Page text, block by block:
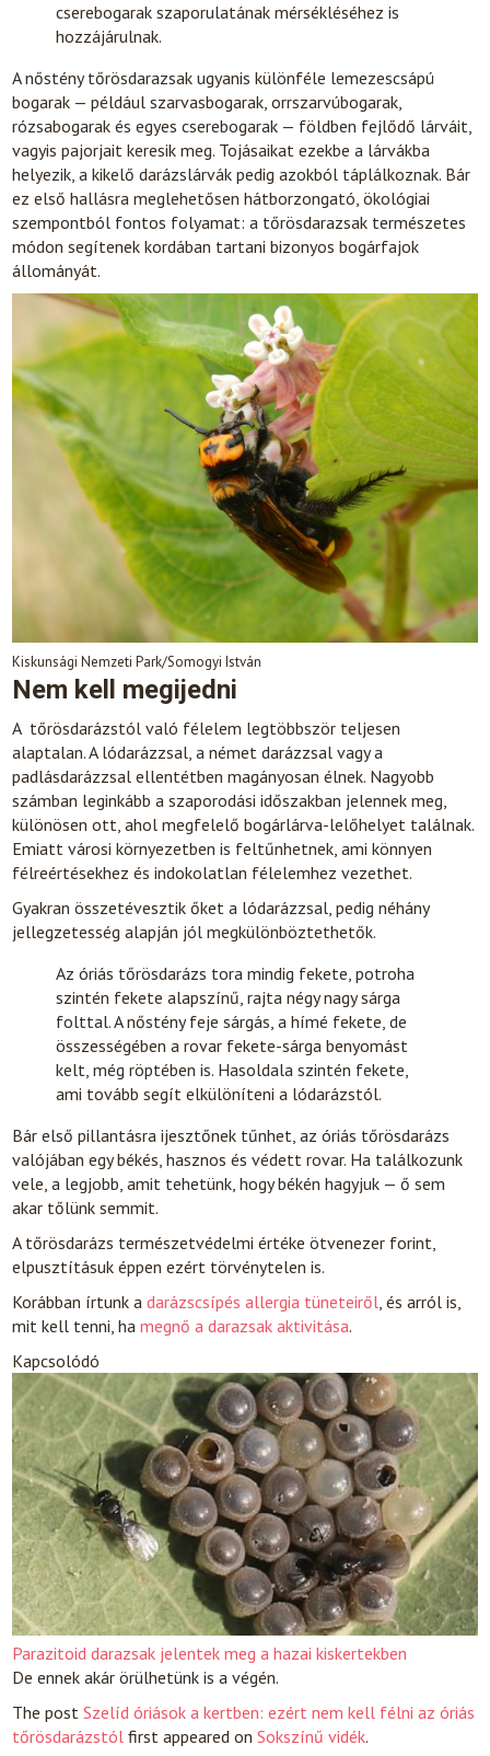
cserebogarak szaporulatának mérsékléséhez is
hozzájárulnak.
A nőstény tőrösdarazsak ugyanis különféle lemezescsápú
bogarak — például szarvasbogarak, orrszarvúbogarak,
rózsabogarak és egyes cserebogarak — földben fejlődő lárváit,
vagyis pajorjait keresik meg. Tojásaikat ezekbe a lárvákba
helyezik, a kikelő darázslárvák pedig azokból táplálkoznak. Bár
ez első hallásra meglehetősen hátborzongató, ökológiai
szempontból fontos folyamat: a tőrösdarazsak természetes
módon segítenek kordában tartani bizonyos bogárfajok
állományát.
Kiskunsági Nemzeti Park/Somogyi István
Nem kell megijedni
A tőrösdarázstól való félelem legtöbbször teljesen
alaptalan. A lódarázzsal, a német darázzsal vagy a
padlásdarázzsal ellentétben magányosan élnek. Nagyobb
számban leginkább a szaporodási időszakban jelennek meg,
különösen ott, ahol megfelelő bogárlárva-lelőhelyet találnak.
Emiatt városi környezetben is feltűnhetnek, ami könnyen
félreértésekhez és indokolatlan félelemhez vezethet.
Gyakran összetévesztik őket a lódarázzsal, pedig néhány
jellegzetesség alapján jól megkülönböztethetők.
Az óriás tőrösdarázs tora mindig fekete, potroha
szintén fekete alapszínű, rajta négy nagy sárga
folttal. A nőstény feje sárgás, a hímé fekete, de
összességében a rovar fekete-sárga benyomást
kelt, még röptében is. Hasoldala szintén fekete,
ami tovább segít elkülöníteni a lódarázstól.
Bár első pillantásra ijesztőnek tűnhet, az óriás tőrösdarázs
valójában egy békés, hasznos és védett rovar. Ha találkozunk
vele, a legjobb, amit tehetünk, hogy békén hagyjuk — ő sem
akar tőlünk semmit.
A tőrösdarázs természetvédelmi értéke ötvenezer forint,
elpusztításuk éppen ezért törvénytelen is.
Korábban írtunk adarázscsípés allergia tüneteiről, és arról is,
mit kell tenni, ha megnő a darazsak aktivitása.
Kapcsolódó
Parazitoid darazsak jelentek meg a hazai kiskertekben
De ennek akár örülhetünk is a végén.
The postSzelíd óriások a kertben: ezért nem kell félni az óriás
tőrösdarázstól first appeared onSokszínű vidék.